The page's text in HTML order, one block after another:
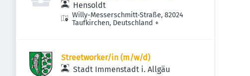
Hensoldt
Willy-Messerschmitt-Straße, 82024
Taufkirchen, Deutschland +
Streetworker/in (m/w/d)
Stadt Immenstadt i. Allgäu